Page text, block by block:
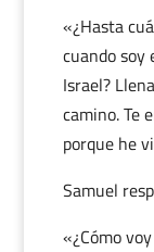
«¿Hasta
cuando soy
Israel?
camino. Te
porque he
Samuel
«¿Cómo